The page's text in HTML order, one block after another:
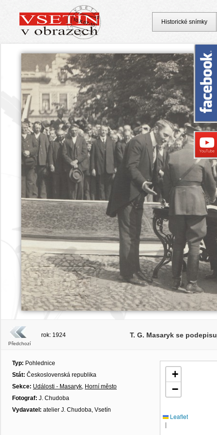
Předchozí
rok: 1924 T. G. Masaryk se
Typ: Pohlednice
Stát: Československá republika
Sekce: Události - Masaryk, Horní město
Fotograf: J. Chudoba
Vydavatel: atelier J. Chudoba, Vsetín
+
−
Leaflet
|
Historické snímky